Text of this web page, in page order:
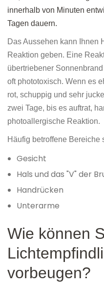
innerhalb von Minuten
Tagen dauern.
Das Aussehen kann Ihnen
Reaktion geben. Eine
übertriebener
oft phototoxisch. Wenn es
rot, schuppig und sehr
zwei Tage, bis es auftrat,
photoallergische Reaktion.
Häufig betroffene Bereiche
Gesicht
Hals und das "V" der
Handrücken
Unterarme
Wie können
vorbeugen?